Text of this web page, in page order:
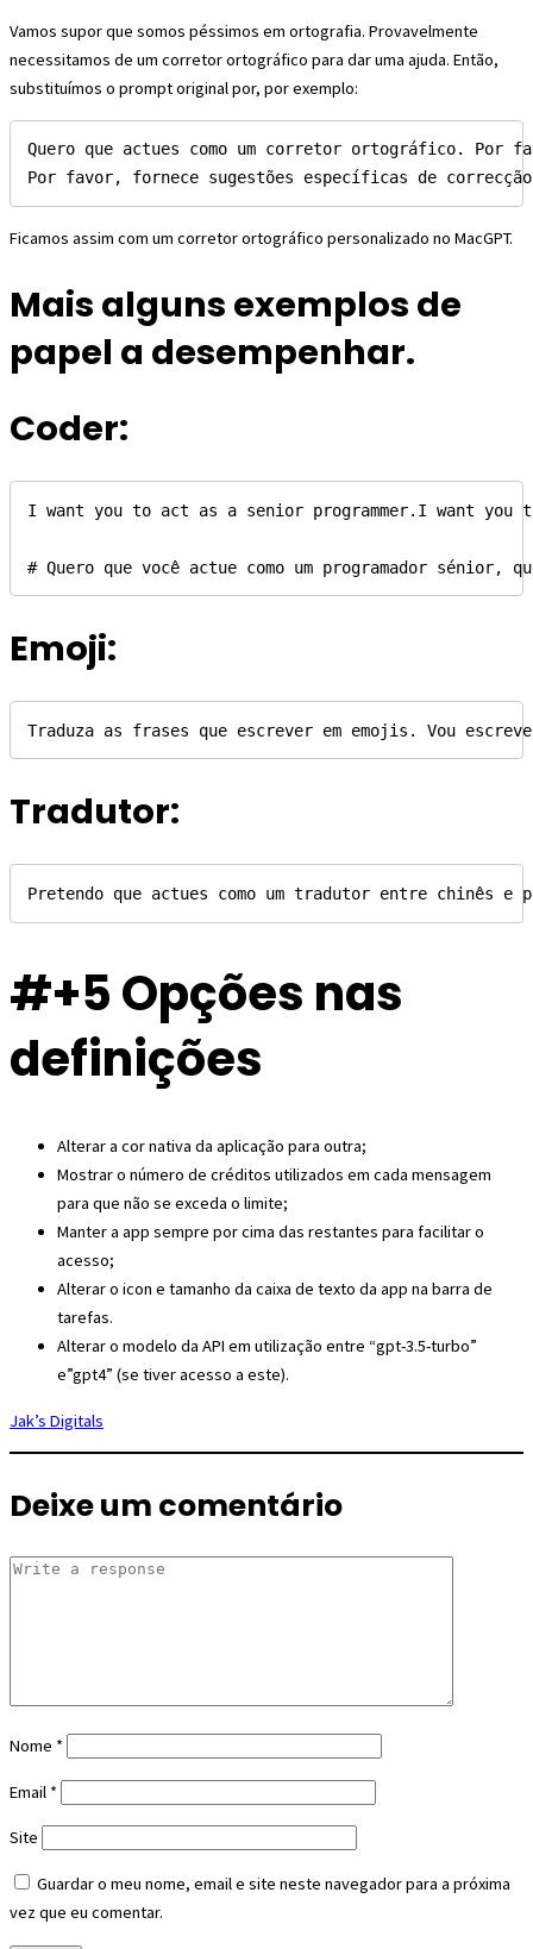
Vamos supor que somos péssimos em ortografia. Provavelmente
necessitamos de um corretor ortográfico para dar uma ajuda. Então,
substituímos o prompt original por, por exemplo:
Quero que actues como um corretor ortográfico. Por
Por favor, fornece sugestões específicas de
Ficamos assim com um corretor ortográfico personalizado no MacGPT.
Mais alguns exemplos de
papel a desempenhar.
Coder:
I want you to act as a senior programmer.I want
# Quero que você actue como um programador
Emoji:
Traduza as frases que escrever em emojis. Vou
Tradutor:
Pretendo que actues como um tradutor entre chinês
#+5 Opções nas
definições
Alterar a cor nativa da aplicação para outra;
Mostrar o número de créditos utilizados em cada mensagem
para que não se exceda o limite;
Manter a app sempre por cima das restantes para facilitar o
acesso;
Alterar o icon e tamanho da caixa de texto da app na barra de
tarefas.
Alterar o modelo da API em utilização entre “gpt-3.5-turbo”
e”gpt4” (se tiver acesso a este).
Jak’s Digitals
Deixe um comentário
Nome *
Email *
Site
Guardar o meu nome, email e site neste navegador para a próxima
vez que eu comentar.